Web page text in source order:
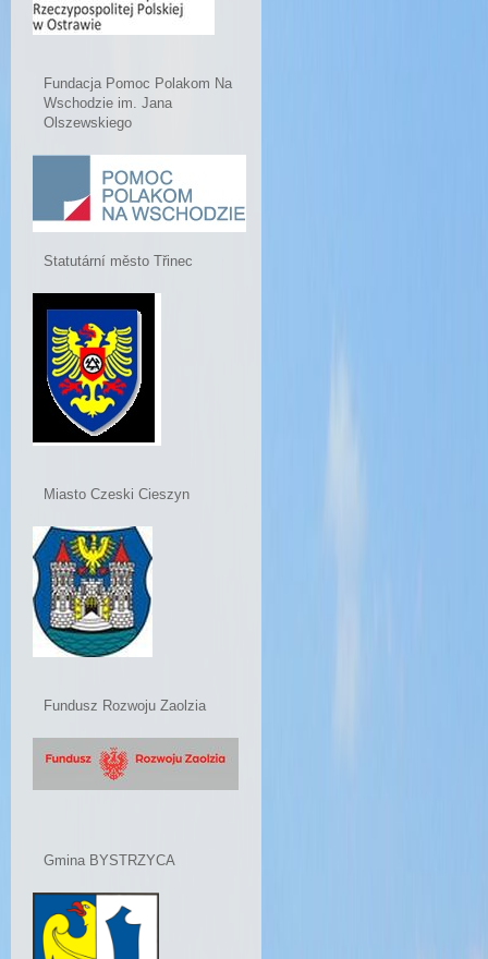
Fundacja Pomoc Polakom Na
Wschodzie im. Jana
Olszewskiego
Statutární město Třinec
Miasto Czeski Cieszyn
Fundusz Rozwoju Zaolzia
Gmina BYSTRZYCA